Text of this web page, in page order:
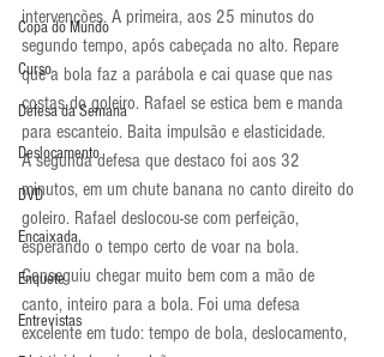
Copa do Mundo
Curso
Defesa da Semana
Deslocamento
DVD
Encaixada
Enquete
Entrevistas
intervenções. A primeira, aos 25 minutos do
segundo tempo, após cabeçada no alto. Repare
que a bola faz a parábola e cai quase que nas
costas do goleiro. Rafael se estica bem e manda
para escanteio. Baita impulsão e elasticidade.
A segunda defesa que destaco foi aos 32
minutos, em um chute banana no canto direito do
goleiro. Rafael deslocou-se com perfeição,
esperando o tempo certo de voar na bola.
Conseguiu chegar muito bem com a mão de
canto, inteiro para a bola. Foi uma defesa
excelente em tudo: tempo de bola, deslocamento,